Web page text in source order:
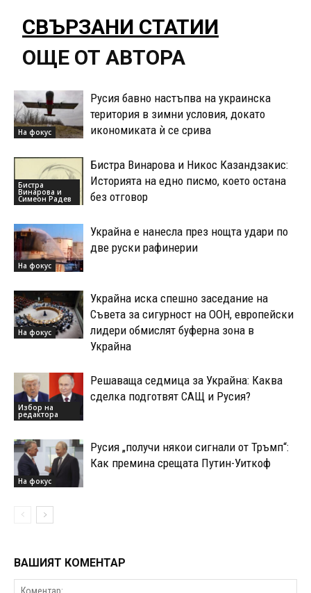
СВЪРЗАНИ СТАТИИ
ОЩЕ ОТ АВТОРА
На фокус
Русия бавно настъпва на украинска
територия в зимни условия, докато
икономиката ѝ се срива
Бистра
Винарова и
Симеон Радев
Бистра Винарова и Никос Казандзакис:
Историята на едно писмо, което остана
без отговор
На фокус
Украйна е нанесла през нощта удари по
две руски рафинерии
На фокус
Украйна иска спешно заседание на
Съвета за сигурност на ООН, европейски
лидери обмислят буферна зона в
Украйна
Избор на
редактора
Решаваща седмица за Украйна: Каква
сделка подготвят САЩ и Русия?
На фокус
Русия „получи някои сигнали от Тръмп“:
Как премина срещата Путин-Уиткоф
ВАШИЯТ КОМЕНТАР